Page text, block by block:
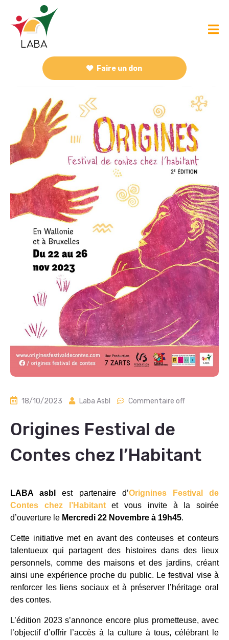
Faire un don
18/10/2023 Laba Asbl Commentaire off
Origines Festival de
Contes chez l’Habitant
LABA asbl est partenaire d’Orignines Festival de
Contes chez l’Habitantet vous invite à la soirée
d’ouverture le Mercredi 22 Novembre à 19h45.
Cette initiative met en avant des conteuses et conteurs
talentueux qui partagent des histoires dans des lieux
personnels, comme des maisons et des jardins, créant
ainsi une expérience proche du public. Le festival vise à
renforcer les liens sociaux et à préserver l’héritage oral
des contes.
L’édition 2023 s’annonce encore plus prometteuse, avec
l’objectif d’offrir l’accès à la culture à tous, célébrant le